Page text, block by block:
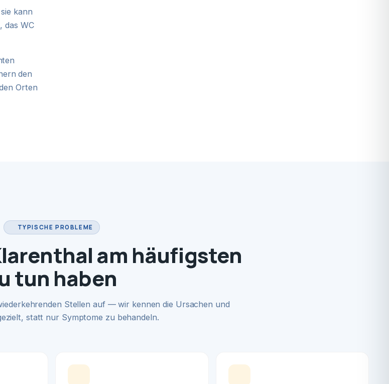
kann
das WC
den
Orten
TYPISCHE PROBLEME
am häufigsten
tun haben
Stellen auf — wir kennen die Ursachen und
statt nur Symptome zu behandeln.